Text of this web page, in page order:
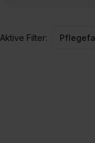
Aktive Filter: